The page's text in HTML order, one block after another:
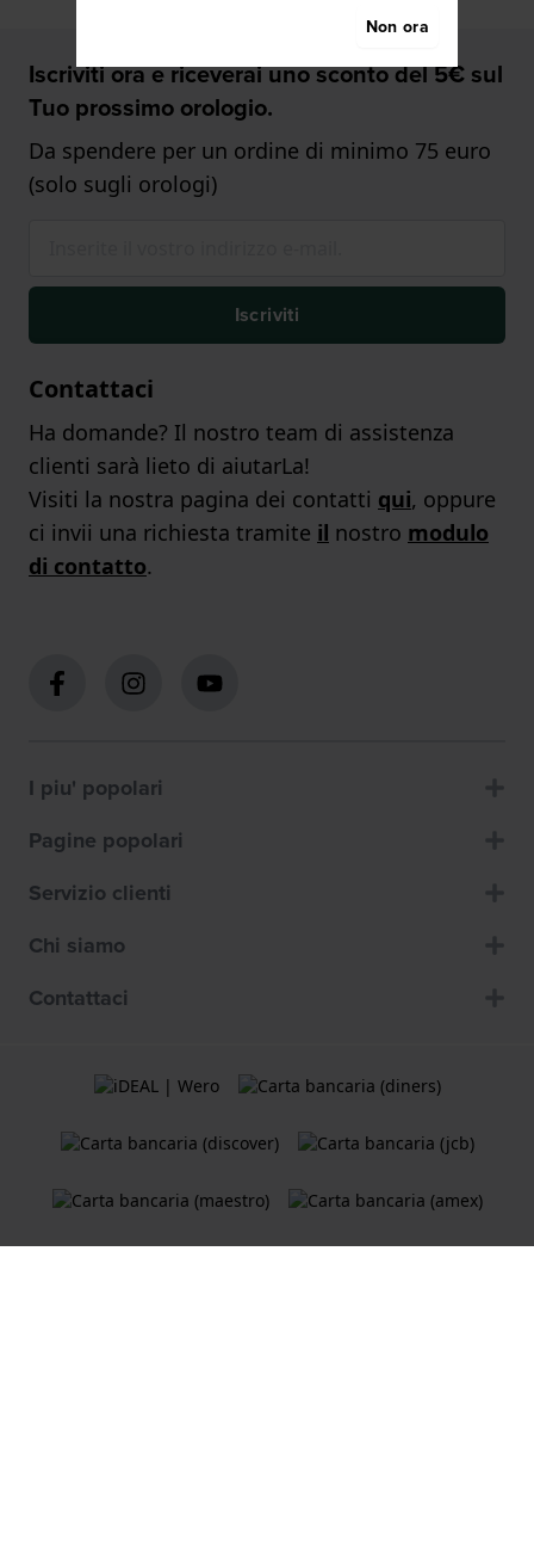
Iscriviti ora e riceverai uno sconto del 5€ sul
Tuo prossimo orologio.
Da spendere per un ordine di minimo 75 euro
(solo sugli orologi)
Iscriviti
Contattaci
Ha domande? Il nostro team di assistenza
clienti sarà lieto di aiutarLa!
Visiti la nostra pagina dei contatti qui, oppure
ci invii una richiesta tramite il nostro modulo
di contatto.
I piu' popolari
Pagine popolari
Servizio clienti
Chi siamo
Contattaci
Non ora